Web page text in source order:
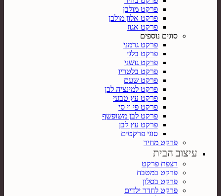
פרקט מולבן
פרקט אלון מולבן
פרקט אגוז
סוגים נוספים
פרקט גרמני
פרקט בלגי
פרקט גושני
פרקט בלטריו
פרקט שעם
פרקט למינציה לבן
פרקט עץ טבעי
פרקט פי וי סי
פרקט לבן משופשף
פרקט עץ לבן
סוגי פרקטים
פרקט מחיר
עיצוב הבית
רצפת פרקט
פרקט במטבח
פרקט בסלון
פרקט לחדר ילדים